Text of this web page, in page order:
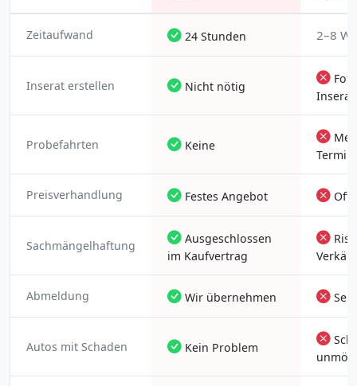
Zeitaufwand 24 Stunden 2–8
Inserat erstellen Nicht nötig
Probefahrten Keine
Preisverhandlung Festes Angebot Oft
Sachmängelhaftung
Ausgeschlossen
im Kaufvertrag
Abmeldung Wir übernehmen
Autos mit Schaden Kein Problem